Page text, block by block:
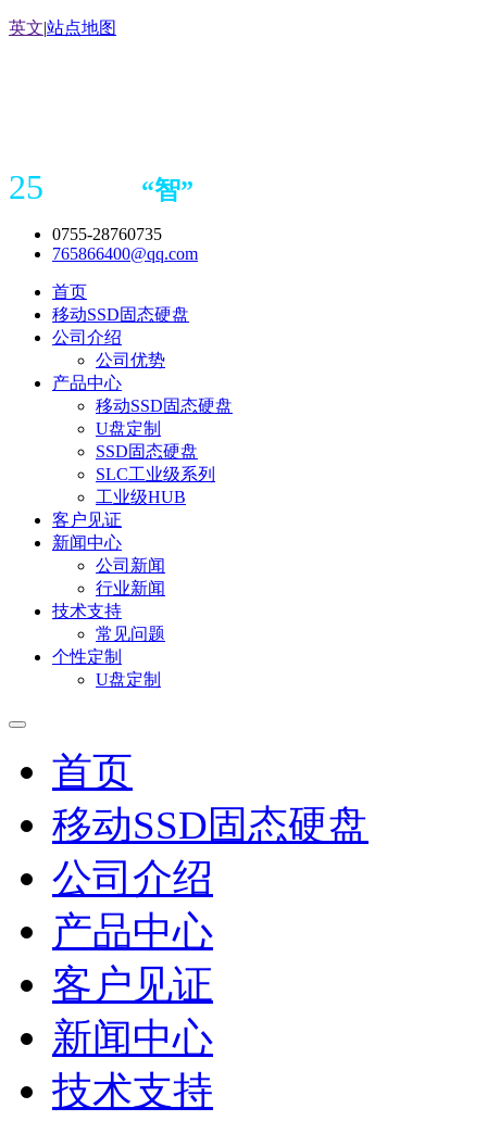
英文|站点地图
25 “智”
0755-28760735
765866400@qq.com
首页
移动SSD固态硬盘
公司介绍
公司优势
产品中心
移动SSD固态硬盘
U盘定制
SSD固态硬盘
SLC工业级系列
工业级HUB
客户见证
新闻中心
公司新闻
行业新闻
技术支持
常见问题
个性定制
U盘定制
首页
移动SSD固态硬盘
公司介绍
产品中心
客户见证
新闻中心
技术支持